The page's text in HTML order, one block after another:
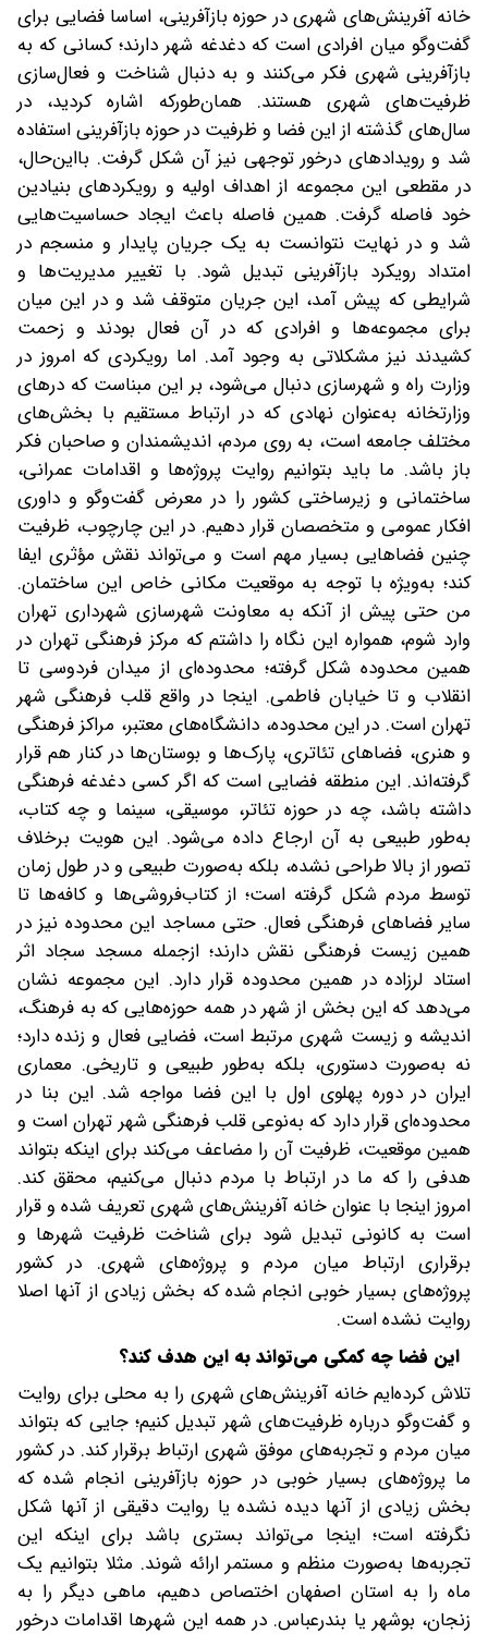
خانه آفرینش‌های شهری در حوزه بازآفرینی، اساسا فضایی برای
گفت‌وگو میان افرادی است که دغدغه شهر دارند؛ کسانی که به
بازآفرینی شهری فکر می‌کنند و به دنبال شناخت و فعال‌سازی
ظرفیت‌های شهری هستند. همان‌طورکه اشاره کردید، در
سال‌های گذشته از این فضا و ظرفیت در حوزه بازآفرینی استفاده
شد و رویدادهای درخور توجهی نیز آن شکل گرفت. با‌این‌حال،
در مقطعی این مجموعه از اهداف اولیه و رویکردهای بنیادین
خود فاصله گرفت. همین فاصله باعث ایجاد حساسیت‌هایی
شد و در نهایت نتوانست به یک جریان پایدار و منسجم در
امتداد رویکرد بازآفرینی تبدیل شود. با تغییر مدیریت‌ها و
شرایطی که پیش آمد، این جریان متوقف شد و در این میان‌
برای مجموعه‌ها و افرادی که در آن فعال بودند و زحمت
کشیدند نیز مشکلاتی به وجود آمد. اما رویکردی که امروز در
وزارت راه و شهرسازی دنبال می‌شود، بر این مبناست که درهای
وزارتخانه به‌عنوان نهادی که در ارتباط مستقیم با بخش‌های
مختلف جامعه است، به روی مردم، اندیشمندان و صاحبان فکر
باز باشد. ما باید بتوانیم روایت پروژه‌ها و اقدامات عمرانی،
ساختمانی و زیرساختی کشور را در معرض گفت‌وگو و داوری
افکار عمومی و متخصصان قرار دهیم. در این چارچوب، ظرفیت
چنین فضاهایی بسیار مهم است و می‌تواند نقش مؤثری ایفا
کند؛ به‌ویژه با توجه به موقعیت مکانی خاص این ساختمان.
من حتی پیش از آنکه به معاونت شهرسازی شهرداری تهران
وارد شوم، همواره این نگاه را داشتم که مرکز فرهنگی تهران در
همین محدوده شکل گرفته؛ محدوده‌ای از میدان فردوسی تا
انقلاب و تا خیابان فاطمی. اینجا در واقع قلب فرهنگی شهر
تهران است. در این محدوده، دانشگاه‌های معتبر، مراکز فرهنگی
و هنری، فضاهای تئاتری، پارک‌ها و بوستان‌ها در کنار هم قرار
گرفته‌اند. این منطقه فضایی است که اگر کسی دغدغه فرهنگی
داشته باشد، چه در حوزه تئاتر، موسیقی، سینما و چه کتاب،
به‌طور طبیعی به آن ارجاع داده می‌شود. این هویت برخلاف
تصور از بالا طراحی نشده، بلکه به‌‌صورت طبیعی و در طول زمان
توسط مردم شکل گرفته است؛ از کتاب‌فروشی‌ها و کافه‌ها تا
سایر فضاهای فرهنگی فعال. حتی مساجد این محدوده نیز در
همین زیست فرهنگی نقش دارند؛ ازجمله مسجد سجاد اثر
استاد لرزاده در همین محدوده قرار دارد. این مجموعه نشان
می‌دهد که این بخش از شهر در همه حوزه‌هایی که به فرهنگ،
اندیشه و زیست شهری مرتبط است، فضایی فعال و زنده دارد؛
نه به‌صورت دستوری، بلکه به‌طور طبیعی و تاریخی. معماری
ایران در دوره پهلوی اول با این فضا مواجه شد. این بنا در
محدوده‌ای قرار دارد که به‌نوعی قلب فرهنگی شهر تهران است و
همین موقعیت، ظرفیت آن را مضاعف می‌کند برای اینکه بتواند
هدفی را که ما در ارتباط با مردم دنبال می‌کنیم، محقق کند.
امروز اینجا با عنوان خانه آفرینش‌های شهری تعریف شده و قرار
است به کانونی تبدیل شود برای شناخت ظرفیت شهرها و
برقراری ارتباط میان مردم و پروژه‌های شهری. در کشور
پروژه‌های بسیار خوبی انجام شده که بخش زیادی از آنها اصلا
روایت نشده است.
این فضا چه کمکی می‌تواند به این هدف کند؟
تلاش کرده‌ایم خانه آفرینش‌های شهری را به محلی برای روایت
و گفت‌وگو درباره ظرفیت‌های شهر تبدیل کنیم؛ جایی که بتواند
میان مردم و تجربه‌های موفق شهری ارتباط برقرار کند. در کشور
ما پروژه‌های بسیار خوبی در حوزه بازآفرینی انجام شده که
بخش زیادی از آنها دیده نشده یا روایت دقیقی از آنها شکل
نگرفته است؛ اینجا می‌تواند بستری باشد برای اینکه این
تجربه‌ها به‌صورت منظم و مستمر ارائه شوند. مثلا بتوانیم یک
ماه را به استان اصفهان اختصاص دهیم، ماهی دیگر را به
زنجان، بوشهر یا بندرعباس. در همه این شهرها اقدامات درخور